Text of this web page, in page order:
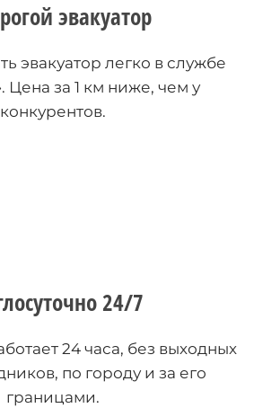
эвакуатор
эвакуатор легко в службе
Цена за 1 км ниже, чем у
конкурентов.
24/7
24 часа, без выходных
по городу и за его
границами.